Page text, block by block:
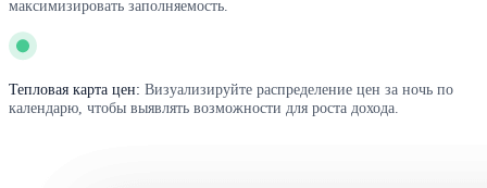
максимизировать заполняемость.
Тепловая карта цен: Визуализируйте распределение цен за ночь по
календарю, чтобы выявлять возможности для роста дохода.